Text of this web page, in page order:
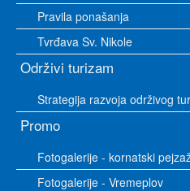
Pravila ponašanja
Tvrđava Sv. Nikole
Održivi turizam
Strategija razvoja održivog
Promo
Fotogalerije - kornatski
Fotogalerije - Vremeplov